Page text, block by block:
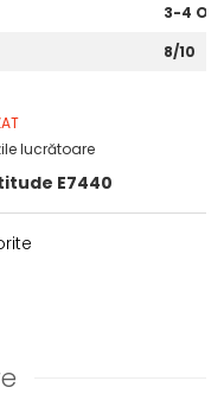
3-4
8/10
lucrătoare
E7440